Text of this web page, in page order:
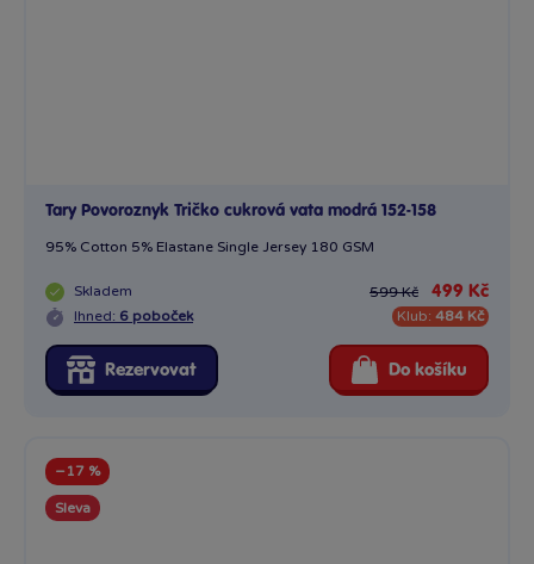
Tary Povoroznyk Tričko cukrová vata modrá 152-158
95% Cotton 5% Elastane Single Jersey 180 GSM
Skladem
Ihned: 6 poboček
599 Kč 499 Kč
Klub: 484 Kč
Rezervovat Do košíku
−17 %
Sleva